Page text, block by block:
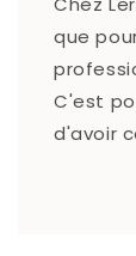
que
C'est
d'avoir